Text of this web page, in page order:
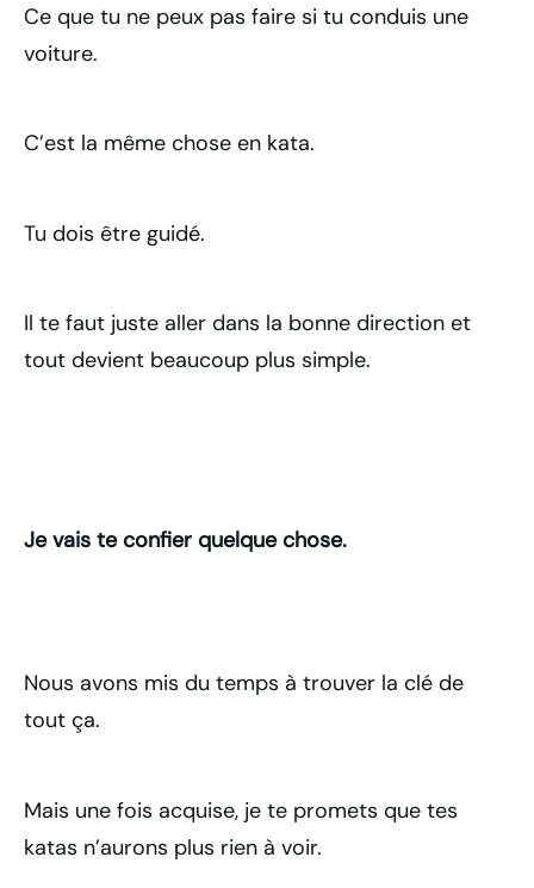
Ce que tu ne peux pas faire si tu conduis une
voiture.
C’est la même chose en kata.
Tu dois être guidé.
Il te faut juste aller dans la bonne direction et
tout devient beaucoup plus simple.
Je vais te confier quelque chose.
Nous avons mis du temps à trouver la clé de
tout ça.
Mais une fois acquise, je te promets que tes
katas n’aurons plus rien à voir.